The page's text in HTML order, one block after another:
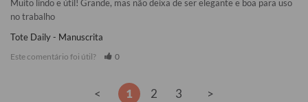
Muito lindo e útil! Grande, mas não deixa de ser elegante e boa para uso
no trabalho
Tote Daily - Manuscrita
Este comentário foi útil? 0
< 1 2 3 >